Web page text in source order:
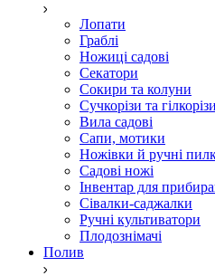
Лопати
Граблі
Ножиці садові
Секатори
Сокири та колуни
Сучкорізи та гілкорізи
Вила садові
Сапи, мотики
Ножівки й ручні
Садові ножі
Інвентар для
Сівалки-саджалки
Ручні культиватори
Плодознімачі
Полив